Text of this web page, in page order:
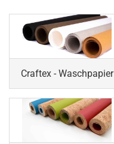
Craftex - Waschpapier